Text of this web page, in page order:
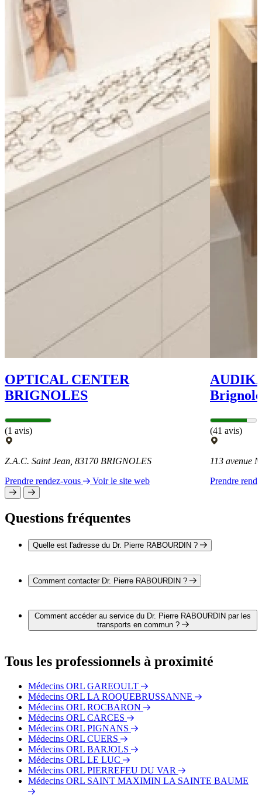
OPTICAL CENTER
BRIGNOLES
(1 avis)
Z.A.C. Saint Jean, 83170 BRIGNOLES
Prendre rendez-vous
Voir le site web
(41 avis)
113 avenue
Prendre
Questions fréquentes
Quelle est l'adresse du Dr. Pierre RABOURDIN ?
Monnier 83170 BRIGNOLES
Comment contacter Dr. Pierre RABOURDIN ?
téléphone au 04 94 72 66 00 .
Comment accéder au service du Dr. Pierre RABOURDIN par les
transports en commun ?
des arrêts suivants :
Bus - Brignoles - Halte Routière
Bus - Place Georges Clemenceau
Tous les professionnels à proximité
Médecins ORL GAREOULT
Médecins ORL LA ROQUEBRUSSANNE
Médecins ORL ROCBARON
Médecins ORL CARCES
Médecins ORL PIGNANS
Médecins ORL CUERS
Médecins ORL BARJOLS
Médecins ORL LE LUC
Médecins ORL PIERREFEU DU VAR
Médecins ORL SAINT MAXIMIN LA SAINTE BAUME